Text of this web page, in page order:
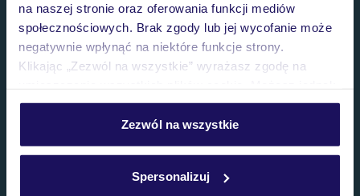
na naszej stronie oraz oferowania funkcji mediów
społecznościowych. Brak zgody lub jej wycofanie może
negatywnie wpłynąć na niektóre funkcje strony.
Klikając „Zezwól na wszystkie” wyrażasz zgodę na
personalizować swój wybór wchodząc w zakładkę
Szczegółowe informacje o plikach cookie znajdziesz
Zezwól na wszystkie
Spersonalizuj